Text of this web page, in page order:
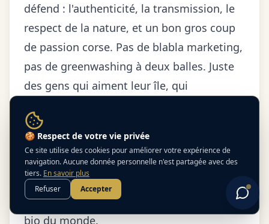
défend : l'authenticité, la transmission, le
respect de la nature, et un bon gros coup
de passion corse. Pas de blabla marketing,
pas de greenwashing à deux balles. Juste
des gens qui aiment leur île, qui
partager.
Et puis, avouez-le : c'est quand même la
classe de pouvoir dire à vos potes
parisiens que vous avez cueilli votre apéro
dans le maquis. Ça vaut tous les Monoprix
bio du monde.
🍪 Respect de votre vie privée
Ce site utilise des cookies pour améliorer votre expérience de
navigation. Aucune donnée personnelle n'est partagée avec des
tiers. En savoir plus
Refuser
Accepter
Besoin d'un conseil ? 😊
!